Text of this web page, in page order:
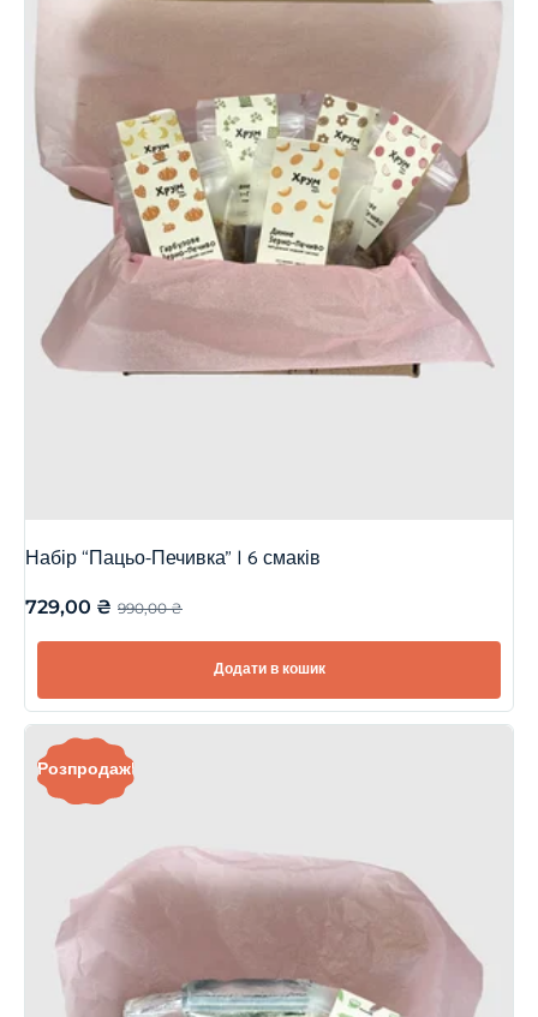
Набір “Пацьо-Печивка” | 6 смаків
990,00₴
729,00 ₴
Додати в кошик
Розпродаж!